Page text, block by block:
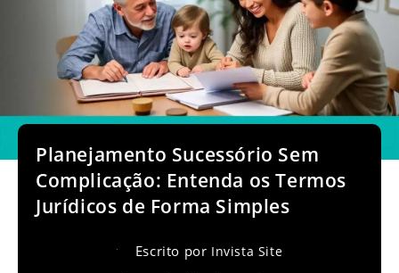
Planejamento Sucessório Sem
Complicação: Entenda os Termos
Jurídicos de Forma Simples
Escrito por Invista Site